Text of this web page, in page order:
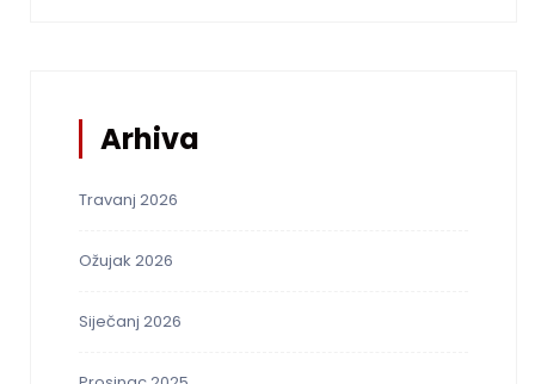
Arhiva
Travanj 2026
Ožujak 2026
Siječanj 2026